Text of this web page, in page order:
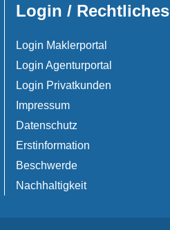
Login / Rechtliches
Login Maklerportal
Login Agenturportal
Login Privatkunden
Impressum
Datenschutz
Erstinformation
Beschwerde
Nachhaltigkeit